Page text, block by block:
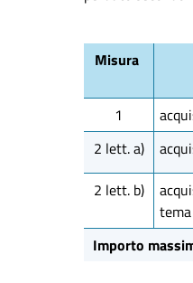
Misura
1
2 lett. a)
2 lett. b)
Importo